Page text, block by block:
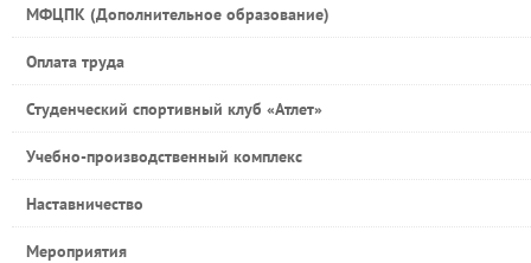
МФЦПК (Дополнительное образование)
Оплата труда
Студенческий спортивный клуб «Атлет»
Учебно-производственный комплекс
Наставничество
Мероприятия